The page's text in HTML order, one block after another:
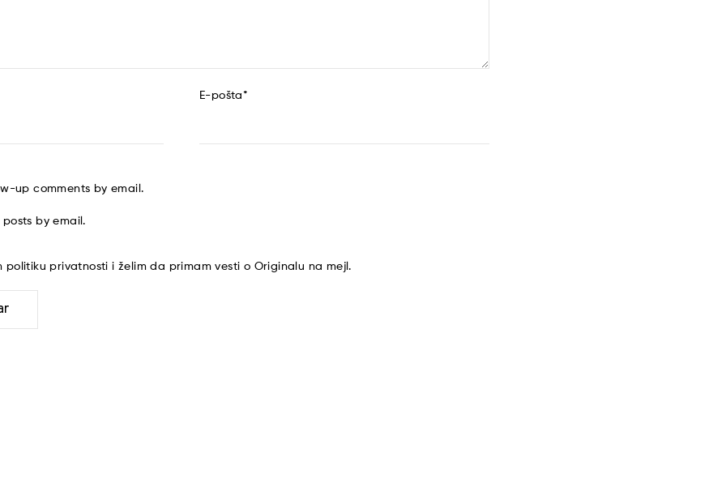
E-pošta*
up comments by email.
by email.
politiku privatnosti i želim da primam vesti o Originalu na mejl.